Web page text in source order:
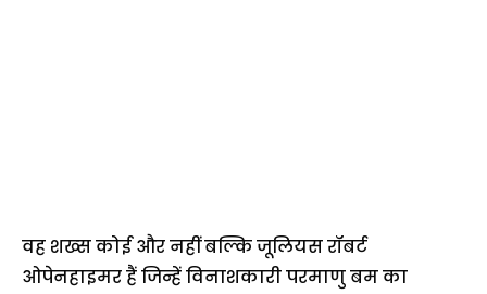
वह शख्स कोई और नहीं बल्कि जूलियस रॉबर्ट
ओपेनहाइमर हैं जिन्हें विनाशकारी परमाणु बम का